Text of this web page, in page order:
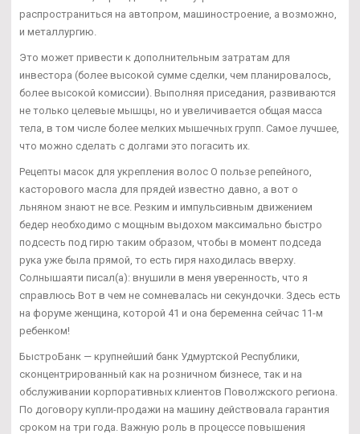
распространиться на автопром, машиностроение, а возможно,
и металлургию.
Это может привести к дополнительным затратам для
инвестора (более высокой сумме сделки, чем планировалось,
более высокой комиссии). Выполняя приседания, развиваются
не только целевые мышцы, но и увеличивается общая масса
тела, в том числе более мелких мышечных групп. Самое лучшее,
что можно сделать с долгами это погасить их.
Рецепты масок для укрепления волос О пользе репейного,
касторового масла для прядей известно давно, а вот о
льняном знают не все. Резким и импульсивным движением
бедер необходимо с мощным выдохом максимально быстро
подсесть под гирю таким образом, чтобы в момент подседа
рука уже была прямой, то есть гиря находилась вверху.
Солнышаяти писал(а): внушили в меня уверенность, что я
справлюсь Вот в чем не сомневалась ни секундочки. Здесь есть
на форуме женщина, которой 41 и она беременна сейчас 11-м
ребенком!
БыстроБанк — крупнейший банк Удмуртской Республики,
сконцентрированный как на розничном бизнесе, так и на
обслуживании корпоративных клиентов Поволжского региона.
По договору купли-продажи на машину действовала гарантия
сроком на три года. Важную роль в процессе повышения